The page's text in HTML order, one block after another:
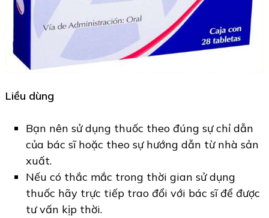
Liều dùng
Bạn nên sử dụng thuốc theo đúng sự chỉ dẫn
của bác sĩ hoặc theo sự hướng dẫn từ nhà sản
xuất.
Nếu có thắc mắc trong thời gian sử dụng
thuốc hãy trực tiếp trao đổi với bác sĩ để được
tư vấn kịp thời.